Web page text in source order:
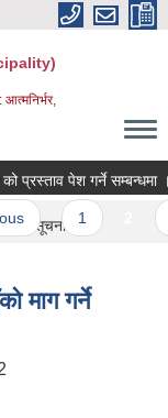
आत्मनिर्भर,
पेश गर्ने सम्बन्धमा ।
1
सूचना |
माग गर्ने